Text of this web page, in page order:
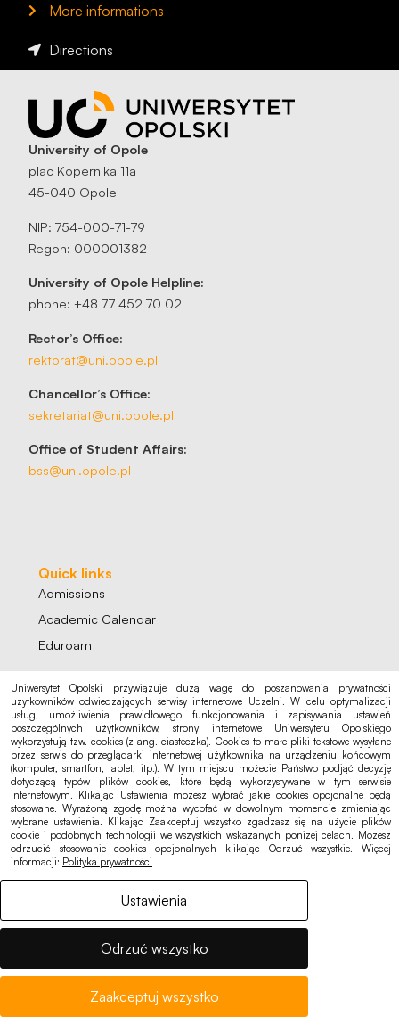
More informations
Directions
University of Opole
plac Kopernika 11a
45-040 Opole
NIP: 754-000-71-79
Regon: 000001382
University of Opole Helpline:
phone: +48 77 452 70 02
Rector’s Office:
rektorat@uni.opole.pl
Chancellor’s Office:
sekretariat@uni.opole.pl
Office of Student Affairs:
bss@uni.opole.pl
Quick links
Admissions
Academic Calendar
Eduroam
Notices, offers
Accessibility
Cookies
Privacy Policy
GDPR
Uniwersytet Opolski przywiązuje dużą wagę do poszanowania prywatności
użytkowników odwiedzających serwisy internetowe Uczelni. W celu optymalizacji
usług, umożliwienia prawidłowego funkcjonowania i zapisywania ustawień
poszczególnych użytkowników, strony internetowe Uniwersytetu Opolskiego
wykorzystują tzw. cookies (z ang. ciasteczka). Cookies to małe pliki tekstowe wysyłane
przez serwis do przeglądarki internetowej użytkownika na urządzeniu końcowym
(komputer, smartfon, tablet, itp.). W tym miejscu możecie Państwo podjąć decyzję
dotyczącą typów plików cookies, które będą wykorzystywane w tym serwisie
internetowym. Klikając Ustawienia możesz wybrać jakie cookies opcjonalne będą
stosowane. Wyrażoną zgodę można wycofać w dowolnym momencie zmieniając
wybrane ustawienia. Klikając Zaakceptuj wszystko zgadzasz się na użycie plików
cookie i podobnych technologii we wszystkich wskazanych poniżej celach. Możesz
odrzucić stosowanie cookies opcjonalnych klikając Odrzuć wszystkie. Więcej
informacji: Polityka prywatności
Ustawienia
Odrzuć wszystko
Zaakceptuj wszystko